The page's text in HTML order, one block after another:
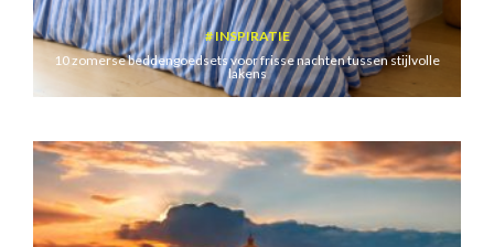
INSPIRATIE
10 zomerse beddengoedsets voor frisse nachten tussen stijlvolle
lakens